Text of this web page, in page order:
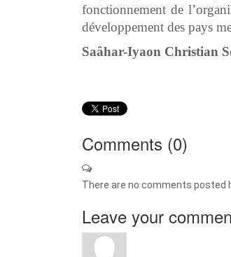
fonctionnement de
développement des pays
Saâhar-Iyaon Christian
Comments (0)
There are no comments posted
Leave your